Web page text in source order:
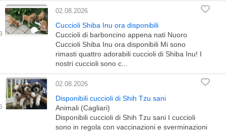
02.08.2026
Cuccioli Shiba Inu ora disponibili
Cuccioli di barboncino appena nati Nuoro
Cuccioli Shiba Inu ora disponibili Mi sono
rimasti quattro adorabili cuccioli di Shiba Inu! I
nostri cuccioli sono c...
02.08.2026
Disponibili cuccioli di Shih Tzu sani
Animali (Cagliari)
Disponibili cuccioli di Shih Tzu sani I cuccioli
sono in regola con vaccinazioni e sverminazioni